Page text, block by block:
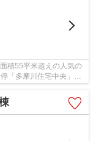
積55平米超えの人気の
「多摩川住宅中央」ま
分...